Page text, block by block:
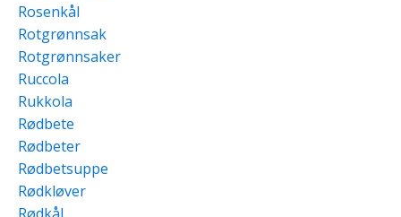
Rosenkål
Rotgrønnsak
Rotgrønnsaker
Ruccola
Rukkola
Rødbete
Rødbeter
Rødbetsuppe
Rødkløver
Rødkål